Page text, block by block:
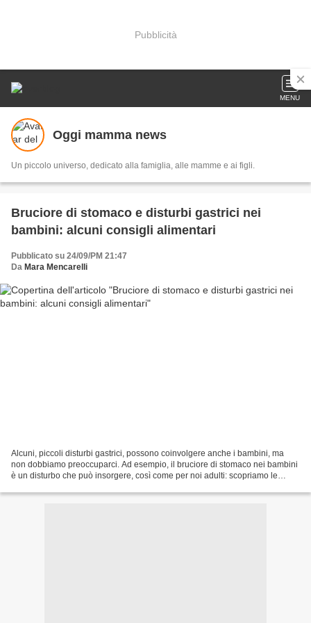
Pubblicità
MENU
Oggi mamma news
Un piccolo universo, dedicato alla famiglia, alle mamme e ai figli.
Bruciore di stomaco e disturbi gastrici nei
bambini: alcuni consigli alimentari
Pubblicato su 24/09/PM 21:47
Da Mara Mencarelli
Alcuni, piccoli disturbi gastrici, possono coinvolgere anche i bambini, ma
non dobbiamo preoccuparci. Ad esempio, il bruciore di stomaco nei bambini
è un disturbo che può insorgere, così come per noi adulti: scopriamo le